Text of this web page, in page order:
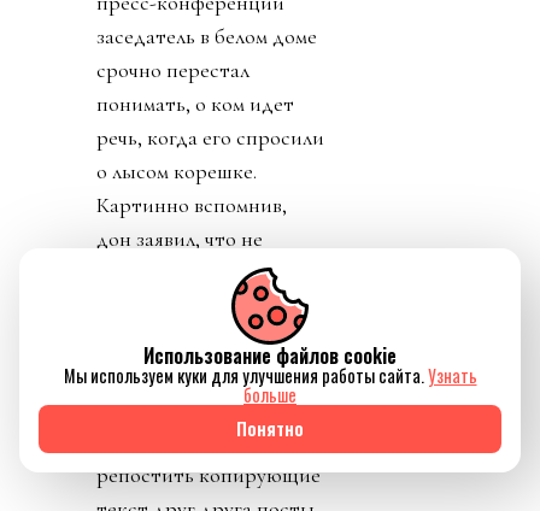
заседатель в белом доме
срочно перестал
понимать, о ком идет
речь, когда его спросили
о лысом корешке.
Картинно вспомнив,
дон заявил, что не
Инфантино. Лишенный
благословения патрона,
скукожившийся до
размеров Волдеморта,
Джанни, скуля, начал
репостить копирующие
Использование файлов cookie
Мы используем куки для улучшения работы сайта.Узнать
больше
Понятно